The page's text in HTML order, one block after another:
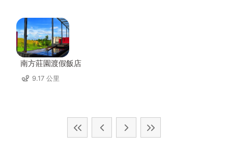
南方莊園渡假飯店
9.17 公里